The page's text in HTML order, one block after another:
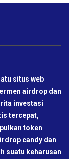
situs web
airdrop dan
investasi
tercepat,
token
candy dan
suatu keharusan